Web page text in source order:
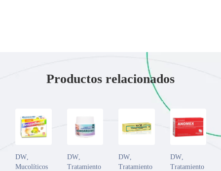
Productos relacionados
DW
Mucolíticos
DW,
Tratamiento
DW
Tratamiento
DW,
Tratamiento